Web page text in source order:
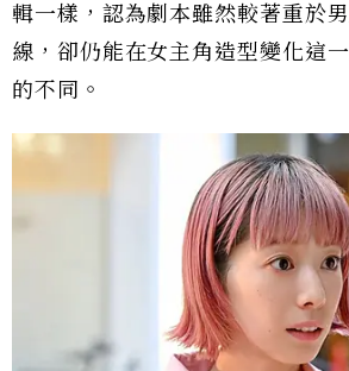
輯一樣，認為劇本雖然較著重於
線，卻仍能在女主角造型變化這
的不同。